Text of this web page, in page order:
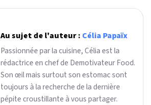
Au sujet de l'auteur : Célia Papaïx
Passionnée par la cuisine, Célia est la
rédactrice en chef de Demotivateur Food.
Son œil mais surtout son estomac sont
toujours à la recherche de la dernière
pépite croustillante à vous partager.